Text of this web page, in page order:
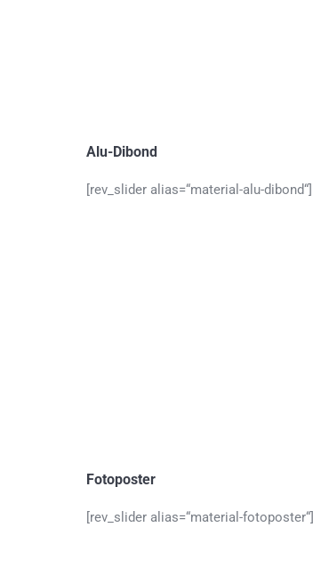
Alu-Dibond
[rev_slider alias=“material-alu-dibond“]
Fotoposter
[rev_slider alias=“material-fotoposter“]